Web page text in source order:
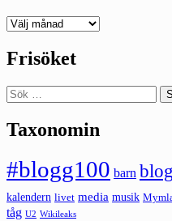
Deepedition
Frisöket
Sök
efter:
Taxonomin
#blogg100 barn
kalendern livet media musik
tåg U2 Wikileaks